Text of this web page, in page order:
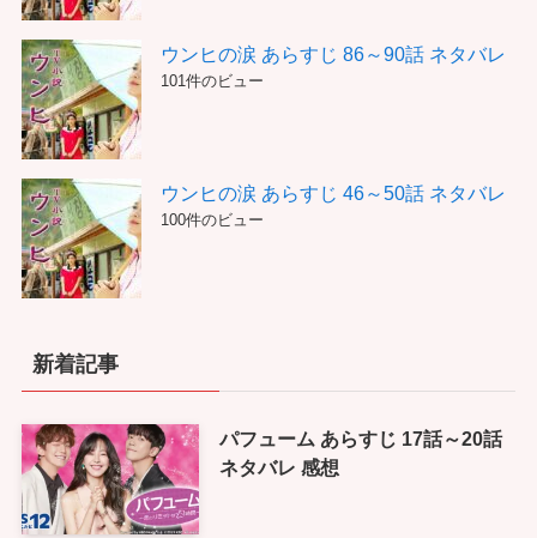
ウンヒの涙 あらすじ 86～90話 ネタバレ
101件のビュー
ウンヒの涙 あらすじ 46～50話 ネタバレ
100件のビュー
新着記事
パフューム あらすじ 17話～20話
ネタバレ 感想